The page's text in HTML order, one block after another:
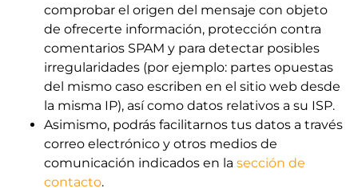
comprobar el origen del mensaje con objeto
de ofrecerte información, protección contra
comentarios SPAM y para detectar posibles
irregularidades (por ejemplo: partes opuestas
del mismo caso escriben en el sitio web desde
la misma IP), así como datos relativos a su ISP.
Asimismo, podrás facilitarnos tus datos a través
correo electrónico y otros medios de
comunicación indicados en la sección de
contacto.